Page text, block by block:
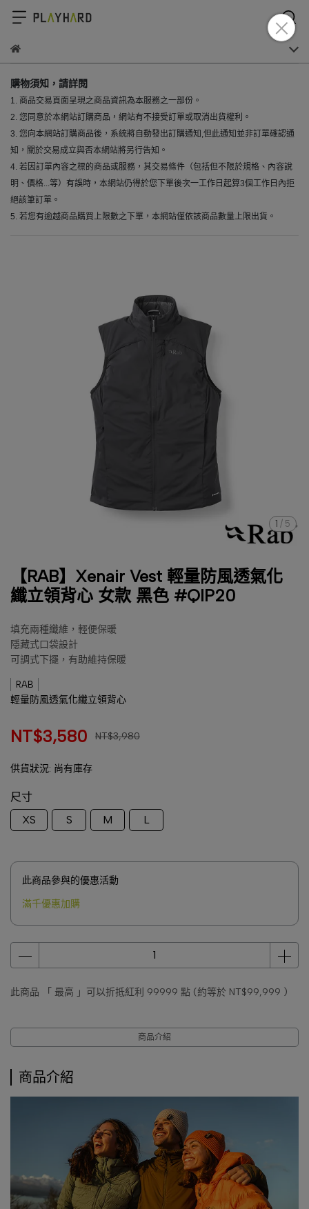
購物須知，請詳閱
1. 商品交易頁面呈現之商品資訊為本服務之一部份。
2. 您同意於本網站訂購商品，網站有不接受訂單或取消出貨權利。
3. 您向本網站訂購商品後，系統將自動發出訂購通知,但此通知並非訂單確認通
知，關於交易成立與否本網站將另行告知。
4. 若因訂單內容之標的商品或服務，其交易條件（包括但不限於規格、內容說
明、價格...等）有誤時，本網站仍得於您下單後次一工作日起算3個工作日內拒
絕該筆訂單。
5. 若您有逾越商品購買上限數之下單，本網站僅依該商品數量上限出貨。
1 / 5
【RAB】Xenair Vest 輕量防風透氣化
纖立領背心 女款 黑色 #QIP20
填充兩種纖維，輕便保暖
隱藏式口袋設計
可調式下擺，有助維持保暖
RAB
輕量防風透氣化纖立領背心
NT$3,580 NT$3,980
供貨狀況: 尚有庫存
尺寸
XS
S M L
此商品參與的優惠活動
滿千優惠加購
此商品 「 最高 」可以折抵紅利 99999 點 (約等於 NT$99,999 )
商品介紹
商品介紹